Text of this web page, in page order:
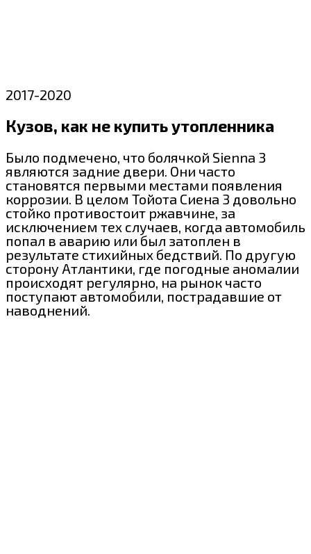
2017-2020
Кузов, как не купить утопленника
Было подмечено, что болячкой Sienna 3
являются задние двери. Они часто
становятся первыми местами появления
коррозии. В целом Тойота Сиена 3 довольно
стойко противостоит ржавчине, за
исключением тех случаев, когда автомобиль
попал в аварию или был затоплен в
результате стихийных бедствий. По другую
сторону Атлантики, где погодные аномалии
происходят регулярно, на рынок часто
поступают автомобили, пострадавшие от
наводнений.